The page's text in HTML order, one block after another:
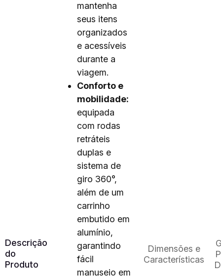
Descrição
do
Produto
mantenha
seus itens
organizados
e acessíveis
durante a
viagem.
Conforto e
mobilidade:
equipada
com rodas
retráteis
duplas e
sistema de
giro 360°,
além de um
carrinho
embutido em
alumínio,
garantindo
fácil
manuseio em
Dimensões e
Características